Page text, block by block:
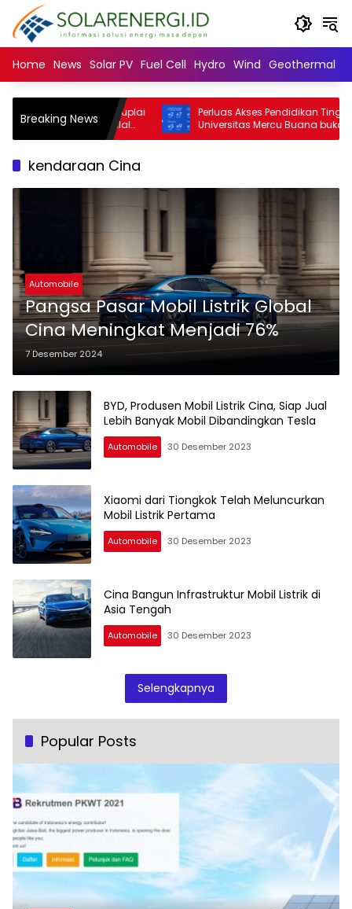
Langsung
konten
Home News Solar PV Fuel Cell Hydro Wind Geothermal
Breaking News
Mayoritas Suplai
Minuman Halal
Minoritas
Perluas Akses Pendidikan Tinggi,
Universitas Mercu Buana buka beasiswa
SNBT 2026
kendaraan Cina
Automobile
Pangsa Pasar Mobil Listrik Global
Cina Meningkat Menjadi 76%
7 Desember 2024
BYD, Produsen Mobil Listrik Cina, Siap Jual
Lebih Banyak Mobil Dibandingkan Tesla
Automobile 30 Desember 2023
Xiaomi dari Tiongkok Telah Meluncurkan
Mobil Listrik Pertama
Automobile 30 Desember 2023
Cina Bangun Infrastruktur Mobil Listrik di
Asia Tengah
Automobile 30 Desember 2023
Selengkapnya
Popular Posts